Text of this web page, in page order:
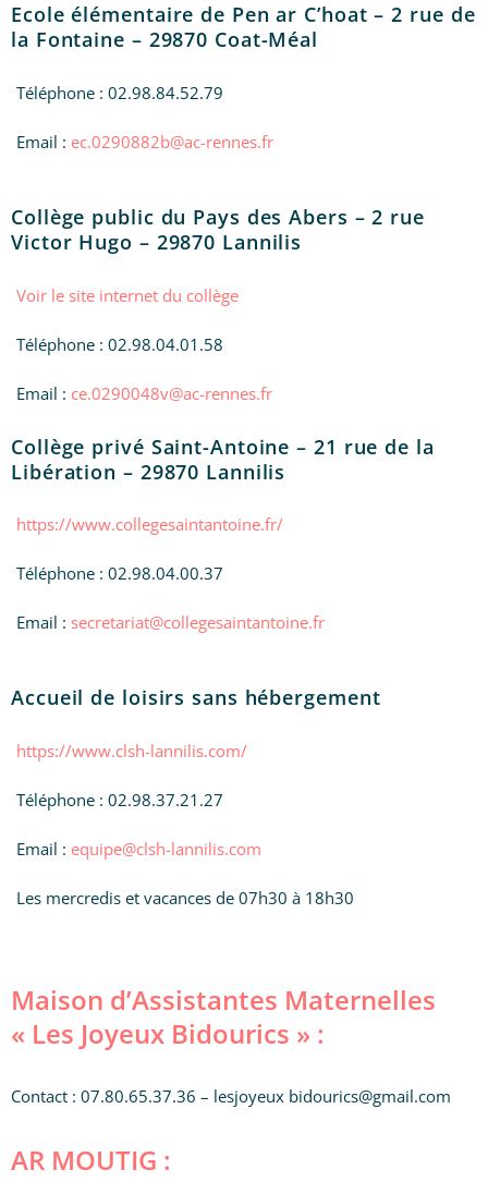
Ecole élémentaire de Pen ar C’hoat – 2 rue de
la Fontaine – 29870 Coat-Méal
Téléphone : 02.98.84.52.79
Email : ec.0290882b@ac-rennes.fr
Collège public du Pays des Abers – 2 rue
Victor Hugo – 29870 Lannilis
Voir le site internet du collège
Téléphone : 02.98.04.01.58
Email : ce.0290048v@ac-rennes.fr
Collège privé Saint-Antoine – 21 rue de la
Libération – 29870 Lannilis
https://www.collegesaintantoine.fr/
Téléphone : 02.98.04.00.37
Email : secretariat@collegesaintantoine.fr
Accueil de loisirs sans hébergement
https://www.clsh-lannilis.com/
Téléphone : 02.98.37.21.27
Email : equipe@clsh-lannilis.com
Les mercredis et vacances de 07h30 à 18h30
Maison d’Assistantes Maternelles
« Les Joyeux Bidourics » :
Contact : 07.80.65.37.36 – lesjoyeux bidourics@gmail.com
AR MOUTIG :